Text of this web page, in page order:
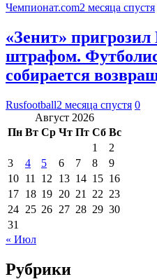
Чемпионат.com2 месяца спустя
«Зенит»
штрафом.
собирается
Rusfootball2 месяца спустя 0
Август 2026
Пн Вт Ср Чт Пт Сб Вс
1
2
3
4 5 6 7 8
9
10 11 12 13 14 15 16
17 18 19 20 21 22 23
24 25 26 27 28 29 30
31
« Июл
Рубрики